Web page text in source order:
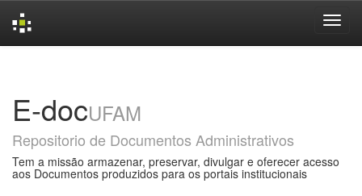
E-docUFAM
Repositorio de Documentos Administrativos
Tem a missão armazenar, preservar, divulgar e oferecer acesso
aos Documentos produzidos para os portais institucionais